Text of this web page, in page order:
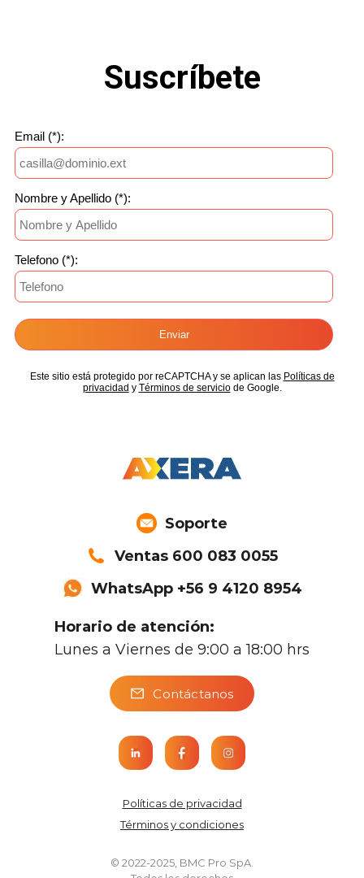
Soporte
Ventas 600 083 0055
WhatsApp +56 9 4120 8954
Horario de atención:
Lunes a Viernes de 9:00 a 18:00 hrs
Contáctanos
© 2022-2025, BMC Pro SpA.
Políticas de privacidad
Términos y condiciones